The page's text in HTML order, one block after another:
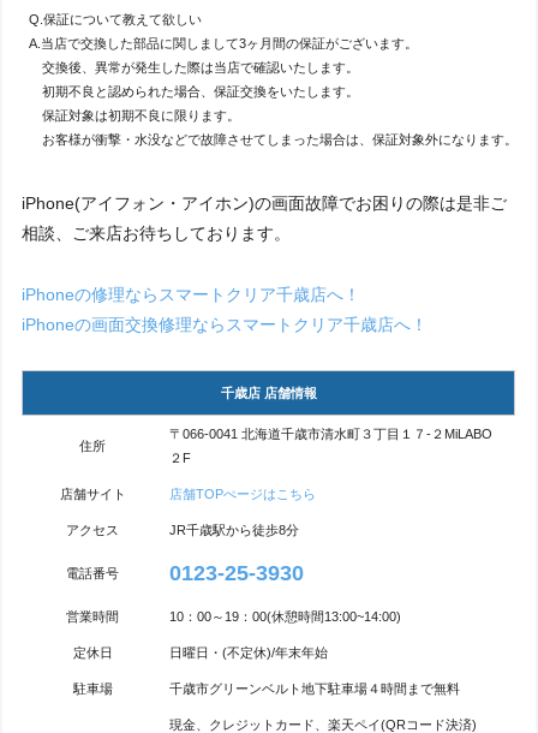
Q.保証について教えて欲しい
A.当店で交換した部品に関しまして3ヶ月間の保証がございます。
交換後、異常が発生した際は当店で確認いたします。
初期不良と認められた場合、保証交換をいたします。
保証対象は初期不良に限ります。
お客様が衝撃・水没などで故障させてしまった場合は、保証対象外になります。
iPhone(アイフォン・アイホン)の画面故障でお困りの際は是非ご
相談、ご来店お待ちしております。
iPhoneの修理ならスマートクリア千歳店へ！
iPhoneの画面交換修理ならスマートクリア千歳店へ！
千歳店 店舗情報
住所
〒066-0041 北海道千歳市清水町３丁目１７-２MiLABO
２F
店舗サイト 店舗TOPぺージはこちら
アクセス JR千歳駅から徒歩8分
電話番号 0123-25-3930
営業時間 10：00～19：00(休憩時間13:00~14:00)
定休日 日曜日・(不定休)/年末年始
駐車場 千歳市グリーンベルト地下駐車場４時間まで無料
現金、クレジットカード、楽天ペイ(QRコード決済)